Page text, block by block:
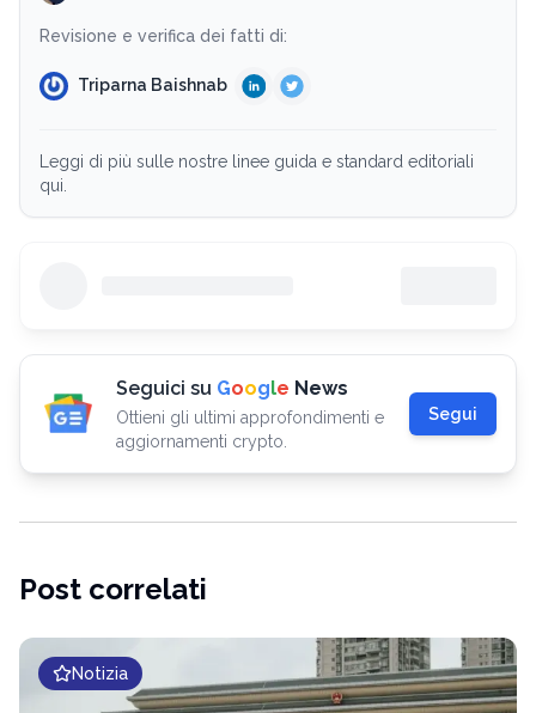
Revisione e verifica dei fatti di:
Triparna Baishnab
Leggi di più sulle nostre linee guida e standard editoriali
qui.
Seguici su Google News
Ottieni gli ultimi approfondimenti e
aggiornamenti crypto.
Segui
Post correlati
Notizia